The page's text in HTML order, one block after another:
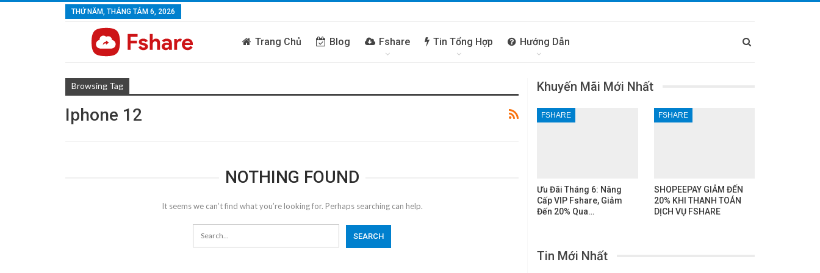
THỨ NĂM, THÁNG TÁM 6, 2026
Trang Chủ Blog Fshare Tin Tổng Hợp Hướng Dẫn
Browsing Tag
Iphone 12
NOTHING FOUND
It seems we can’t find what you’re looking for. Perhaps searching can help.
Khuyến Mãi Mới Nhất
FSHARE
Ưu Đãi Tháng 6: Nâng
Cấp VIP Fshare, Giảm
Đến 20% Qua…
FSHARE
SHOPEEPAY GIẢM ĐẾN
20% KHI THANH TOÁN
DỊCH VỤ FSHARE
Tin Mới Nhất